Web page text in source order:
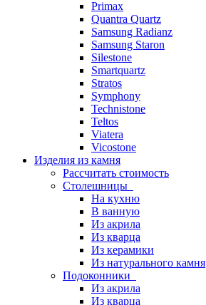
Primax
Quantra Quartz
Samsung Radianz
Samsung Staron
Silestone
Smartquartz
Stratos
Symphony
Technistone
Teltos
Viatera
Vicostone
Изделия из камня
Рассчитать стоимость
Столешницы
На кухню
В ванную
Из акрила
Из кварца
Из керамики
Из натурального камня
Подоконники
Из акрила
Из кварца